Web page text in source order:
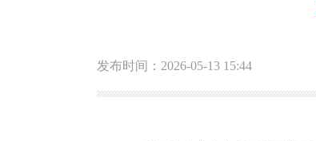
发布时间：2026-05-13 15:44